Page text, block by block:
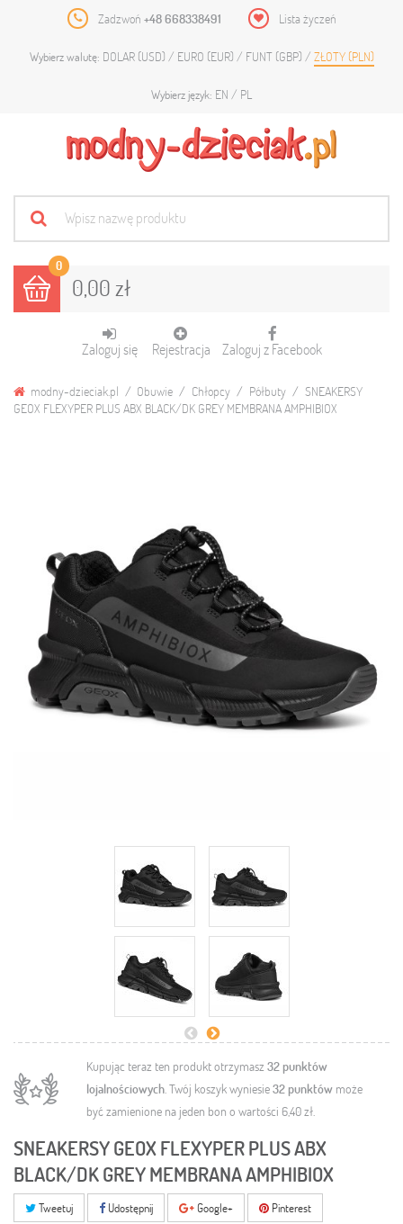
Zadzwoń +48 668338491 Lista życzeń
Wybierz walutę: DOLAR (USD) EURO (EUR) FUNT (GBP) ZŁOTY (PLN)
Wybierz język: EN PL
0
0,00 zł
Zaloguj się Rejestracja Zaloguj z Facebook
modny-dzieciak.pl Obuwie Chłopcy Półbuty
SNEAKERSY
GEOX FLEXYPER PLUS ABX BLACK/DK GREY MEMBRANA AMPHIBIOX
Kupując teraz ten produkt otrzymasz 32punktów
lojalnościowych. Twój koszyk wyniesie32punktów może
być zamienione na jeden bon o wartości 6,40 zł.
SNEAKERSY GEOX FLEXYPER PLUS ABX
BLACK/DK GREY MEMBRANA AMPHIBIOX
Tweetuj Udostępnij Google+ Pinterest